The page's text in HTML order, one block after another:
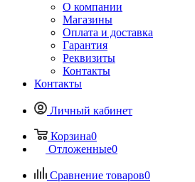
О компании
Магазины
Оплата и доставка
Гарантия
Реквизиты
Контакты
Контакты
Личный кабинет
Корзина0
Отложенные0
Сравнение товаров0